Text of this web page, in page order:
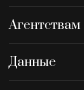
Агентствам
Данные